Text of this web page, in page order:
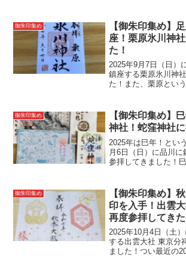
と）・奇稲田姫命（
こと）・大己貴命（
御朱印集め
【御朱印集め】
座！栗原氷川神
た！
2025年9月7日（日）
鎮座する栗原氷川神
た！また、栗原とい
す！栗原氷川神社（
命（すさのおのみこ...
御朱印集め
【御朱印集め】
神社！蛇窪神社
2025年は巳年！とい
月6日（日）に品川
参拝してきました！
める銭洗いがあり気
た。なので、参拝...
御朱印集め
【御朱印集め】
印を入手！出雲
再度参拝してきた
2025年10月4日（土
する出雲大社 東京分
ました！つい最近の